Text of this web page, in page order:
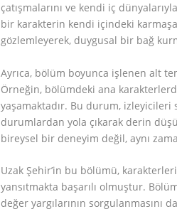
çatışmalarını ve kendi iç
bir karakterin kendi içindeki
gözlemleyerek, duygusal bir bağ
Ayrıca, bölüm boyunca işlenen alt
Örneğin, bölümdeki ana
yaşamaktadır. Bu durum, izleyicileri
durumlardan yola çıkarak derin
bireysel bir deneyim değil, aynı
Uzak Şehir’in bu bölümü,
yansıtmakta başarılı olmuştur.
değer yargılarının sorgulanmasını